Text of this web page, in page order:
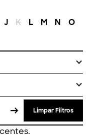
J K L M N O
Limpar Filtros